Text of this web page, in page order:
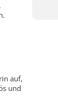
auf,
und